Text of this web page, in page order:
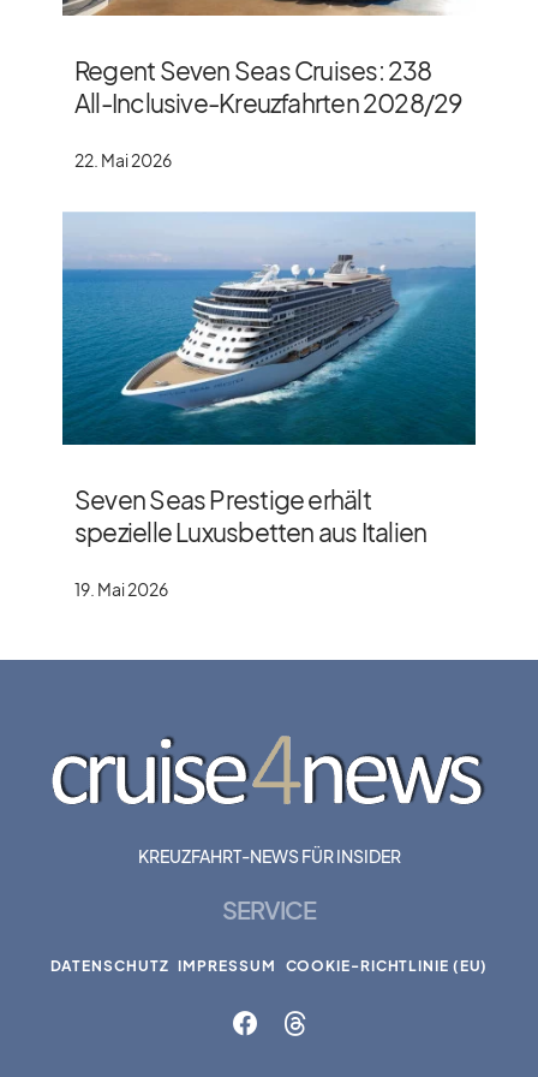
Regent Seven Seas Cruises: 238
All-Inclusive-Kreuzfahrten 2028/​29
22. Mai 2026
Seven Seas Prestige erhält
spezielle Luxusbetten aus Italien
19. Mai 2026
KREUZFAHRT-NEWS FÜR INSIDER
SERVICE
DATENSCHUTZ IMPRESSUM COOKIE-RICHTLINIE (EU)